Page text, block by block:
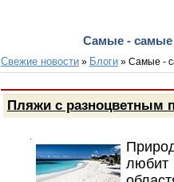
Самые - самые
Свежие новости» Блоги» Самые -
Пляжи с
любит